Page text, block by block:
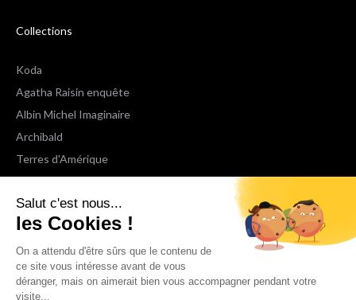
Salut c'est nous...
les Cookies !
On a attendu d'être sûrs que le contenu de
ce site vous intéresse avant de vous
déranger, mais on aimerait bien vous accompagner pendant votre
visite...
Collections
Koda
Agatha Raisin enquête
Albin Michel Imaginaire
Archibald
Terres d'Amérique
Espaces Libres Poche
NOX
Wiz
Voir toutes les collections
Nous suivre